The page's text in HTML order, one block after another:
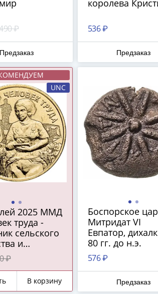
₽
Предзаказ
королева
536 ₽
Предзаказ
UNC
2025 ММД
труда -
сельского
и
₽
В корзину
Боспорское
Митридат VI
Евпатор,
80 гг. до н.э.
576 ₽
Предзаказ